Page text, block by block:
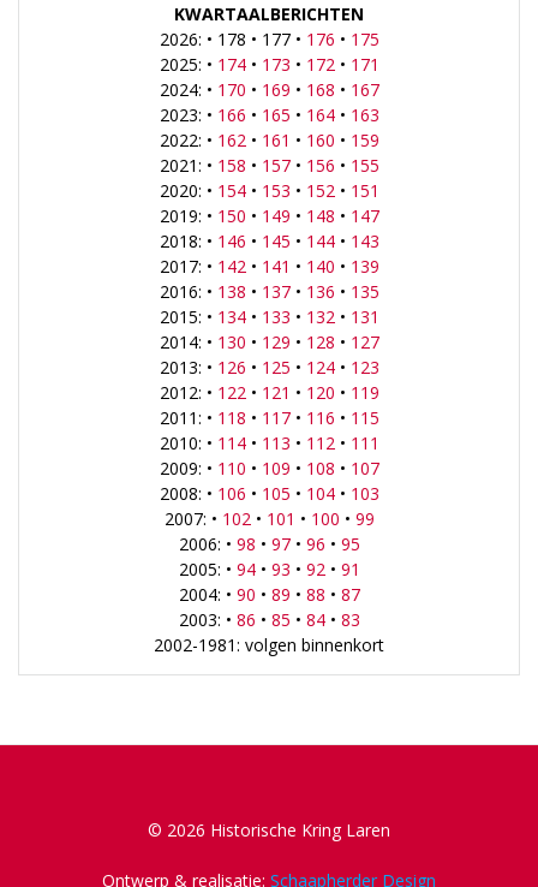
KWARTAALBERICHTEN
2026: • 178 • 177 • 176 • 175
2025: • 174• 173 • 172 • 171
2024: • 170 • 169 • 168 • 167
2023: • 166 • 165 • 164• 163
2022: • 162 • 161 • 160 • 159
2021: • 158 • 157• 156 • 155
2020: • 154• 153 • 152 • 151
2019: • 150 • 149 • 148 • 147
2018: • 146 • 145 • 144• 143
2017: • 142 • 141 • 140 • 139
2016: • 138 • 137• 136 • 135
2015: • 134• 133 • 132 • 131
2014: • 130 • 129 • 128 • 127
2013: • 126 • 125 • 124• 123
2012: • 122 • 121 • 120 • 119
2011: • 118 • 117• 116 • 115
2010: • 114• 113 • 112 • 111
2009: • 110 • 109 • 108 • 107
2008: • 106 • 105 • 104• 103
2007: • 102 • 101 • 100 • 99
2006: • 98 • 97• 96 • 95
2005: • 94• 93 • 92 • 91
2004: • 90 • 89 • 88 • 87
2003: • 86 • 85 • 84• 83
2002-1981: volgen binnenkort
© 2026 Historische Kring Laren
Ontwerp & realisatie: Schaapherder Design